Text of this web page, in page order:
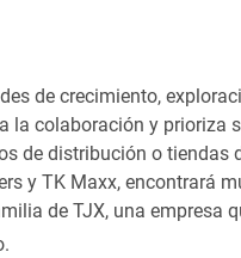
de crecimiento,
colaboración y prioriza
de distribución o tiendas
y TK Maxx, encontrará
de TJX, una empresa